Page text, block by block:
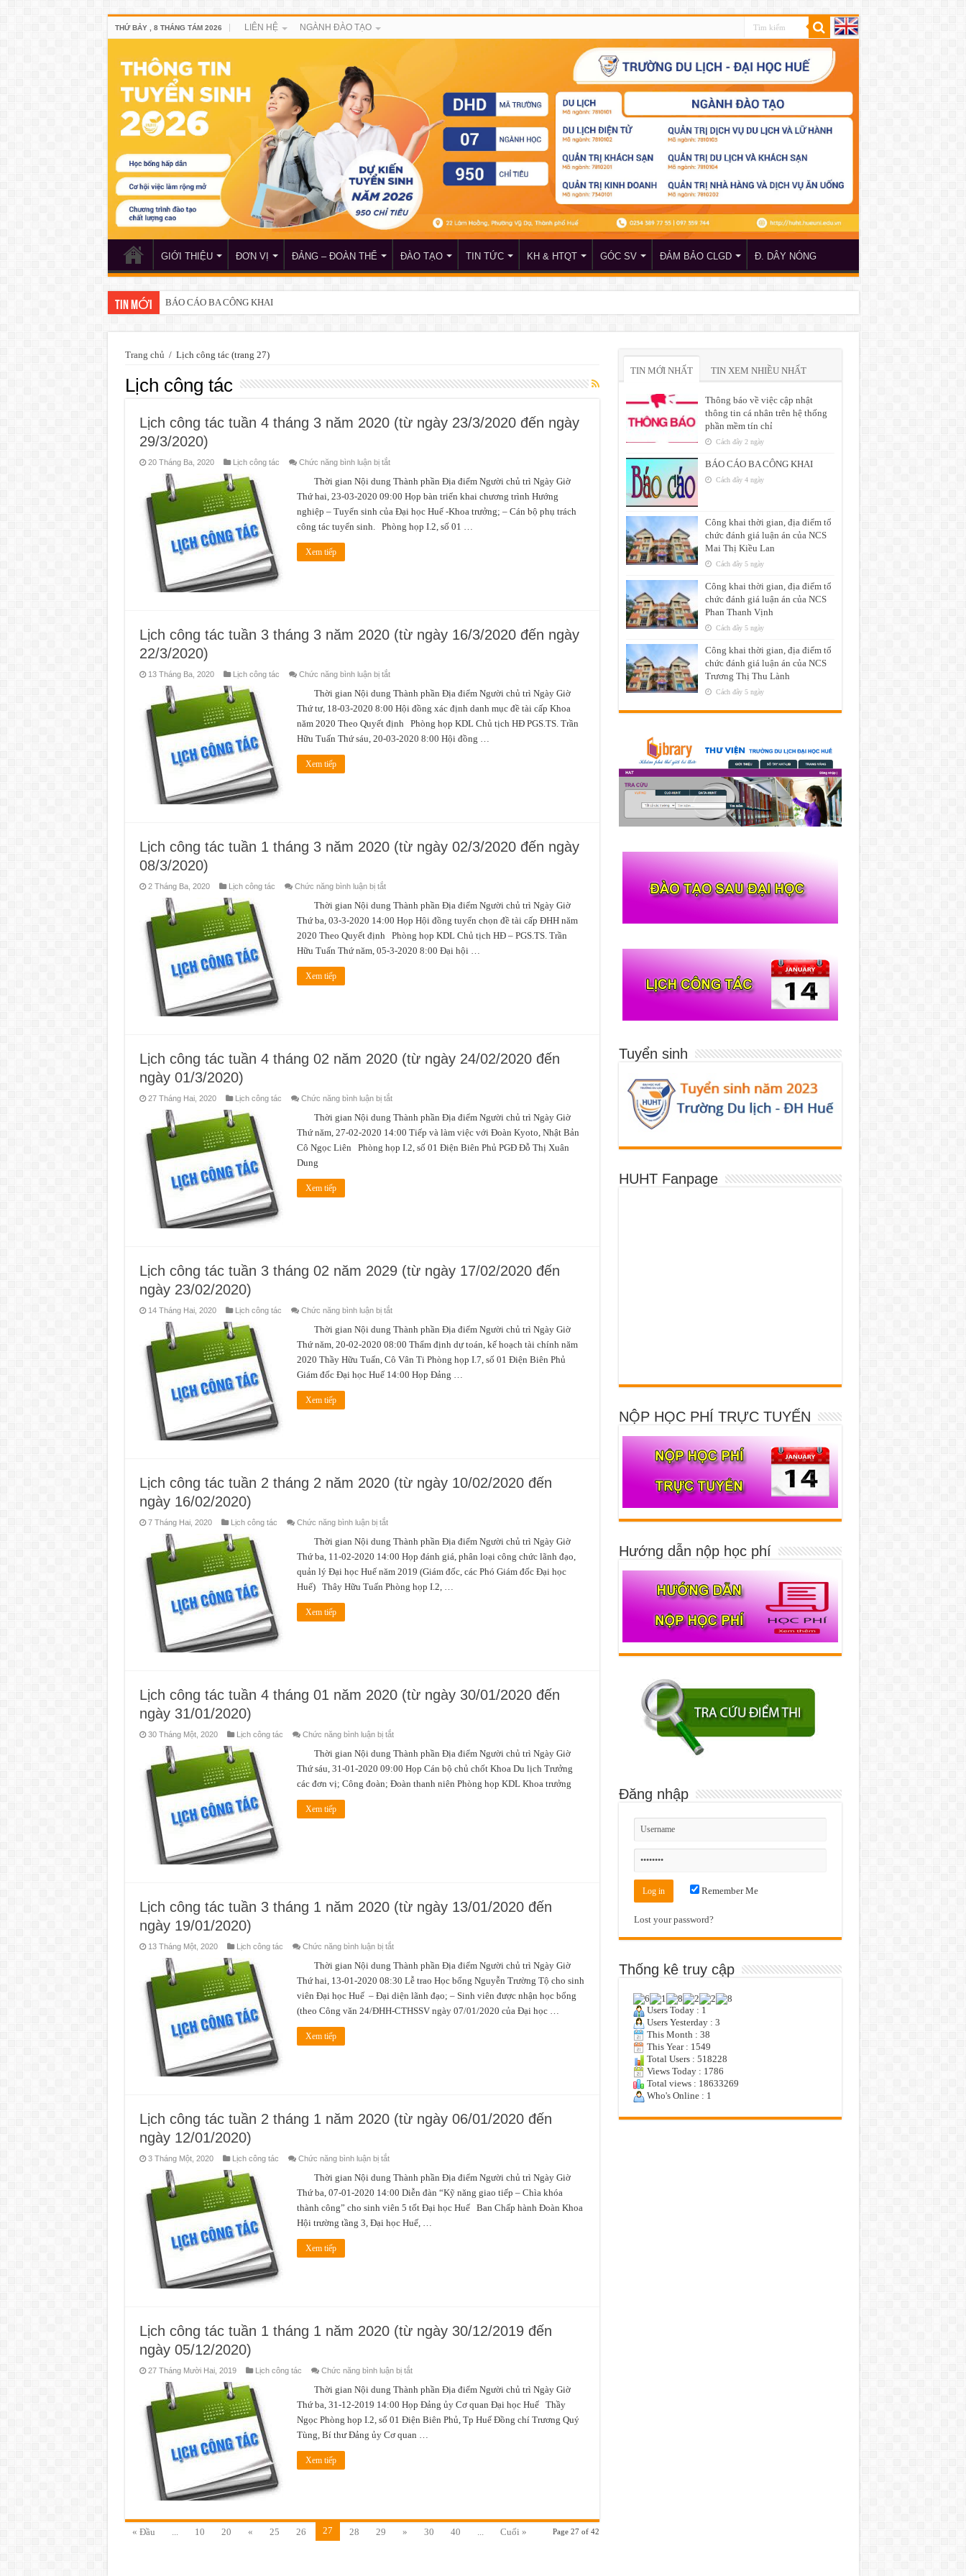
THỨ BẢY , 8 THÁNG TÁM 2026 LIÊN HỆ NGÀNH ĐÀO TẠO
GIỚI THIỆU ĐƠN VỊ ĐẢNG – ĐOÀN THỂ ĐÀO TẠO TIN TỨC KH & HTQT GÓC SV ĐẢM BẢO CLGD Đ. DÂY NÓNG
TIN MỚI BÁO CÁO BA CÔNG KHAI
Trang chủ / Lịch công tác(trang 27)
Lịch công tác
Lịch công tác tuần 4 tháng 3 năm 2020 (từ ngày 23/3/2020 đến ngày
29/3/2020)
20 Tháng Ba, 2020 Lịch công tác Chức năng bình luận bị tắtở
công
tác
tuần
tháng
3
năm
Thời gian Nội dung Thành phần Địa điểm Người chủ trì Ngày Giờ
Thứ hai, 23-03-2020 09:00 Họp bàn triển khai chương trình Hướng
nghiệp – Tuyển sinh của Đại học Huế -Khoa trưởng; – Cán bộ phụ trách
công tác tuyển sinh. Phòng họp I.2, số 01 …
Xem tiếp
Lịch công tác tuần 3 tháng 3 năm 2020 (từ ngày 16/3/2020 đến ngày
22/3/2020)
13 Tháng Ba, 2020 Lịch công tác Chức năng bình luận bị tắtở
công
tác
tuần
tháng
3
năm
Thời gian Nội dung Thành phần Địa điểm Người chủ trì Ngày Giờ
Thứ tư, 18-03-2020 8:00 Hội đồng xác định danh mục đề tài cấp Khoa
năm 2020 Theo Quyết định Phòng họp KDL Chủ tịch HĐ PGS.TS. Trần
Hữu Tuấn Thứ sáu, 20-03-2020 8:00 Hội đồng …
Xem tiếp
Lịch công tác tuần 1 tháng 3 năm 2020 (từ ngày 02/3/2020 đến ngày
08/3/2020)
2 Tháng Ba, 2020 Lịch công tác Chức năng bình luận bị tắtở
công
tác
tuần
tháng
3
năm
Thời gian Nội dung Thành phần Địa điểm Người chủ trì Ngày Giờ
Thứ ba, 03-3-2020 14:00 Họp Hội đồng tuyển chọn đề tài cấp ĐHH năm
2020 Theo Quyết định Phòng họp KDL Chủ tịch HĐ – PGS.TS. Trần
Hữu Tuấn Thứ năm, 05-3-2020 8:00 Đại hội …
Xem tiếp
Lịch công tác tuần 4 tháng 02 năm 2020 (từ ngày 24/02/2020 đến
ngày 01/3/2020)
27 Tháng Hai, 2020 Lịch công tác Chức năng bình luận bị tắtở
công
tác
tuần
tháng
Thời gian Nội dung Thành phần Địa điểm Người chủ trì Ngày Giờ
Thứ năm, 27-02-2020 14:00 Tiếp và làm việc với Đoàn Kyoto, Nhật Bản
Cô Ngọc Liên Phòng họp I.2, số 01 Điện Biên Phủ PGĐ Đỗ Thị Xuân
Dung
Xem tiếp
Lịch công tác tuần 3 tháng 02 năm 2029 (từ ngày 17/02/2020 đến
ngày 23/02/2020)
14 Tháng Hai, 2020 Lịch công tác Chức năng bình luận bị tắtở
công
tác
tuần
tháng
02
năm
Thời gian Nội dung Thành phần Địa điểm Người chủ trì Ngày Giờ
Thứ năm, 20-02-2020 08:00 Thẩm định dự toán, kế hoạch tài chính năm
2020 Thầy Hữu Tuấn, Cô Vân Ti Phòng họp I.7, số 01 Điện Biên Phủ
Giám đốc Đại học Huế 14:00 Họp Đảng …
Xem tiếp
Lịch công tác tuần 2 tháng 2 năm 2020 (từ ngày 10/02/2020 đến
ngày 16/02/2020)
7 Tháng Hai, 2020 Lịch công tác Chức năng bình luận bị tắtở
công
tác
tuần
tháng
2
năm
Thời gian Nội dung Thành phần Địa điểm Người chủ trì Ngày Giờ
Thứ ba, 11-02-2020 14:00 Họp đánh giá, phân loại công chức lãnh đạo,
quản lý Đại học Huế năm 2019 (Giám đốc, các Phó Giám đốc Đại học
Huế) Thây Hữu Tuấn Phòng họp I.2, …
Xem tiếp
Lịch công tác tuần 4 tháng 01 năm 2020 (từ ngày 30/01/2020 đến
ngày 31/01/2020)
30 Tháng Một, 2020 Lịch công tác Chức năng bình luận bị tắtở
công
tác
tuần
tháng
Thời gian Nội dung Thành phần Địa điểm Người chủ trì Ngày Giờ
Thứ sáu, 31-01-2020 09:00 Họp Cán bộ chủ chốt Khoa Du lịch Trưởng
các đơn vị; Công đoàn; Đoàn thanh niên Phòng họp KDL Khoa trưởng
Xem tiếp
Lịch công tác tuần 3 tháng 1 năm 2020 (từ ngày 13/01/2020 đến
ngày 19/01/2020)
13 Tháng Một, 2020 Lịch công tác Chức năng bình luận bị tắtở
công
tác
tuần
tháng
1
năm
Thời gian Nội dung Thành phần Địa điểm Người chủ trì Ngày Giờ
Thứ hai, 13-01-2020 08:30 Lễ trao Học bổng Nguyễn Trường Tộ cho sinh
viên Đại học Huế – Đại diện lãnh đạo; – Sinh viên được nhận học bổng
(theo Công văn 24/ĐHH-CTHSSV ngày 07/01/2020 của Đại học …
Xem tiếp
Lịch công tác tuần 2 tháng 1 năm 2020 (từ ngày 06/01/2020 đến
ngày 12/01/2020)
3 Tháng Một, 2020 Lịch công tác Chức năng bình luận bị tắtở
công
tác
tuần
tháng
năm
Thời gian Nội dung Thành phần Địa điểm Người chủ trì Ngày Giờ
Thứ ba, 07-01-2020 14:00 Diễn đàn “Kỹ năng giao tiếp – Chìa khóa
thành công” cho sinh viên 5 tốt Đại học Huế Ban Chấp hành Đoàn Khoa
Hội trường tầng 3, Đại học Huế, …
Xem tiếp
Lịch công tác tuần 1 tháng 1 năm 2020 (từ ngày 30/12/2019 đến
ngày 05/12/2020)
27 Tháng Mười Hai, 2019 Lịch công tác Chức năng bình luận bị tắtở
công
tác
tuần
1
tháng
năm
Thời gian Nội dung Thành phần Địa điểm Người chủ trì Ngày Giờ
Thứ ba, 31-12-2019 14:00 Họp Đảng ủy Cơ quan Đại học Huế Thầy
Ngọc Phòng họp I.2, số 01 Điện Biên Phủ, Tp Huế Đồng chí Trương Quý
Tùng, Bí thư Đảng ủy Cơ quan …
Xem tiếp
Page 27 of 42
« Đầu 10 20 « 25 26 27 28 29 » 30 40 Cuối »
TIN MỚI NHẤT TIN XEM NHIỀU NHẤT
Thông báo về việc cập nhật
thông tin cá nhân trên hệ thống
phần mềm tín chỉ
Cách đây 2 ngày
BÁO CÁO BA CÔNG KHAI
Cách đây 4 ngày
Công khai thời gian, địa điểm tổ
chức đánh giá luận án của NCS
Mai Thị Kiều Lan
Cách đây 5 ngày
Công khai thời gian, địa điểm tổ
chức đánh giá luận án của NCS
Phan Thanh Vịnh
Cách đây 5 ngày
Công khai thời gian, địa điểm tổ
chức đánh giá luận án của NCS
Trương Thị Thu Lành
Cách đây 5 ngày
Tuyển sinh
HUHT Fanpage
NỘP HỌC PHÍ TRỰC TUYẾN
Hướng dẫn nộp học phí
Đăng nhập
Remember Me
Lost your password?
Thống kê truy cập
Users Today : 1
Users Yesterday : 3
This Month : 38
This Year : 1549
Total Users : 518228
Views Today : 1786
Total views : 18633269
Who's Online : 1